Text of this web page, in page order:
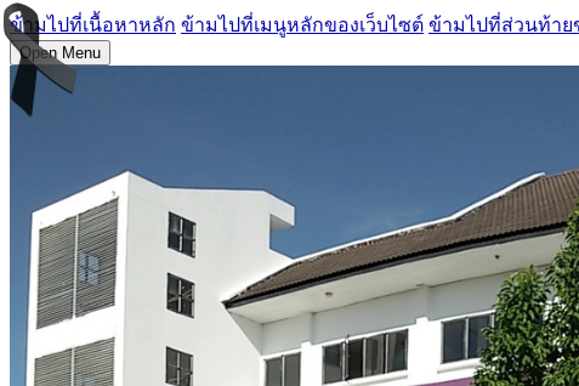
ข้ามไปที่เนื้อหาหลัก ข้ามไปที่เมนูหลักของเว็บไซต์ ข้ามไปที่ส่วนท้าย
Open Menu